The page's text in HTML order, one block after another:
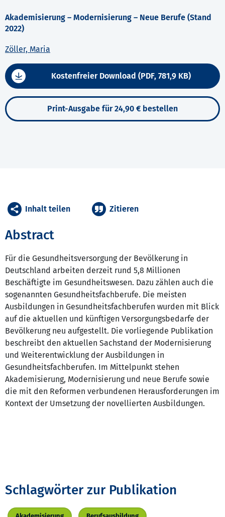
Akademisierung – Modernisierung – Neue Berufe (Stand
2022)
Zöller, Maria
Kostenfreier Download (PDF, 781,9 KB)
Print-Ausgabe für 24,90 € bestellen
Abstract
Für die Gesundheitsversorgung der Bevölkerung in
Deutschland arbeiten derzeit rund 5,8 Millionen
Beschäftigte im Gesundheitswesen. Dazu zählen auch die
sogenannten Gesundheitsfachberufe. Die meisten
Ausbildungen in Gesundheitsfachberufen wurden mit Blick
auf die aktuellen und künftigen Versorgungsbedarfe der
Bevölkerung neu aufgestellt. Die vorliegende Publikation
beschreibt den aktuellen Sachstand der Modernisierung
und Weiterentwicklung der Ausbildungen in
Gesundheitsfachberufen. Im Mittelpunkt stehen
Akademisierung, Modernisierung und neue Berufe sowie
die mit den Reformen verbundenen Herausforderungen im
Kontext der Umsetzung der novellierten Ausbildungen.
Inhalt teilen Zitieren
Schlagwörter zur Publikation